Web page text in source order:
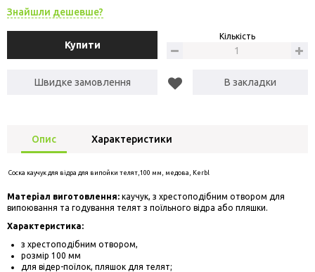
Знайшли дешевше?
Купити
Кількість
Швидке замовлення В закладки
Опис Характеристики
Соска каучук для відра для випойки телят,100 мм, медова, Kerbl
Матеріал виготовлення: каучук, з хрестоподібним отвором для
випоювання та годування телят з поїльного відра або пляшки.
Характеристика:
з хрестоподібним отвором,
розмір 100 мм
для відер-поїлок, пляшок для телят;